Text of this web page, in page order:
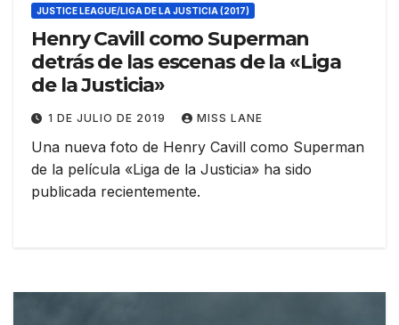
JUSTICE LEAGUE/LIGA DE LA JUSTICIA (2017)
Henry Cavill como Superman
detrás de las escenas de la «Liga
de la Justicia»
1 DE JULIO DE 2019 MISS LANE
Una nueva foto de Henry Cavill como Superman
de la película «Liga de la Justicia» ha sido
publicada recientemente.